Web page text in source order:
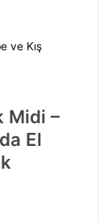
Midi –
El